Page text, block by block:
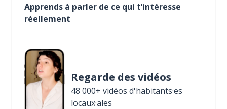
Apprends à parler de ce qui t’intéresse
réellement
Regarde des vidéos
48 000+ vidéos d'habitants·es
locaux·ales